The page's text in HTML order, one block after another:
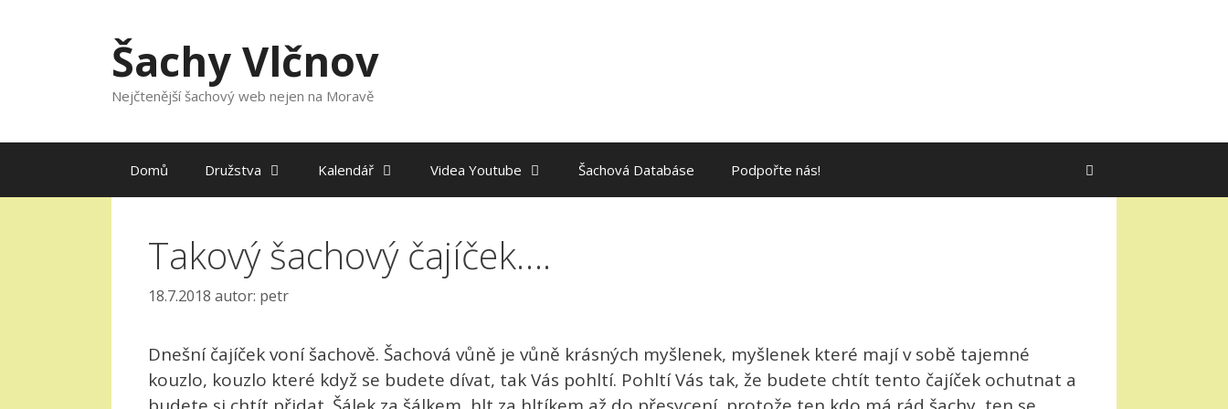
Šachy Vlčnov
Nejčtenější šachový web nejen na Moravě
Domů Družstva Kalendář Videa Youtube Šachová Databáse Podpořte nás!
Takový šachový čajíček….
18.7.2018 autor: petr
Dnešní čajíček voní šachově. Šachová vůně je vůně krásných myšlenek, myšlenek které mají v sobě tajemné
kouzlo, kouzlo které když se budete dívat, tak Vás pohltí. Pohltí Vás tak, že budete chtít tento čajíček ochutnat a